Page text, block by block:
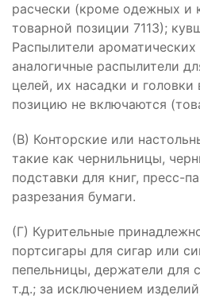
расчески (кроме одежных и
товарной позиции 7113);
Распылители
аналогичные распылители
целей, их насадки и
позицию не включаются
(В) Конторские или
такие как чернильницы,
подставки для книг, пресс-
разрезания бумаги.
(Г) Курительные
портсигары для сигар или
пепельницы, держатели для
т.д.; за исключением